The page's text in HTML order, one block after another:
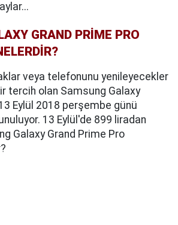
GRAND PRİME PRO
veya telefonunu yenileyecekler
tercih olan Samsung Galaxy
Eylül 2018 perşembe günü
13 Eylül'de 899 liradan
Galaxy Grand Prime Pro